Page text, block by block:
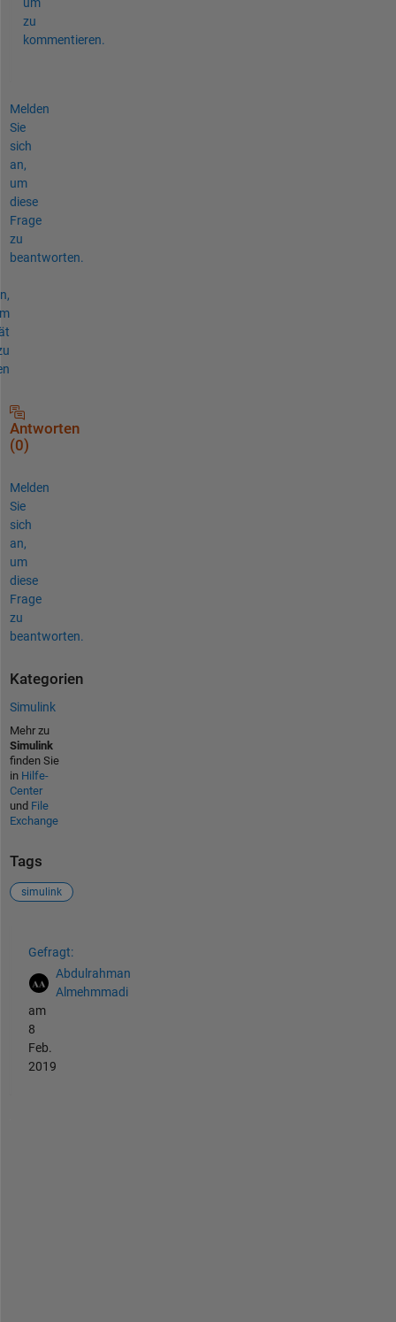
zu
kommentieren.
Melden
Sie
sich
an,
um
diese
Frage
zu
beantworten.
Antworten
(0)
Melden
Sie
sich
an,
um
diese
Frage
zu
beantworten.
Kategorien
Simulink
Mehr zu
Simulink
finden Sie
in Hilfe-
Center
und File
Exchange
Tags
simulink
Gefragt:
Abdulrahman
Almehmmadi
am
8
Feb.
2019